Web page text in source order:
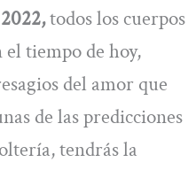
todos los cuerpos
el tiempo de hoy,
del amor que
de las predicciones
tendrás la